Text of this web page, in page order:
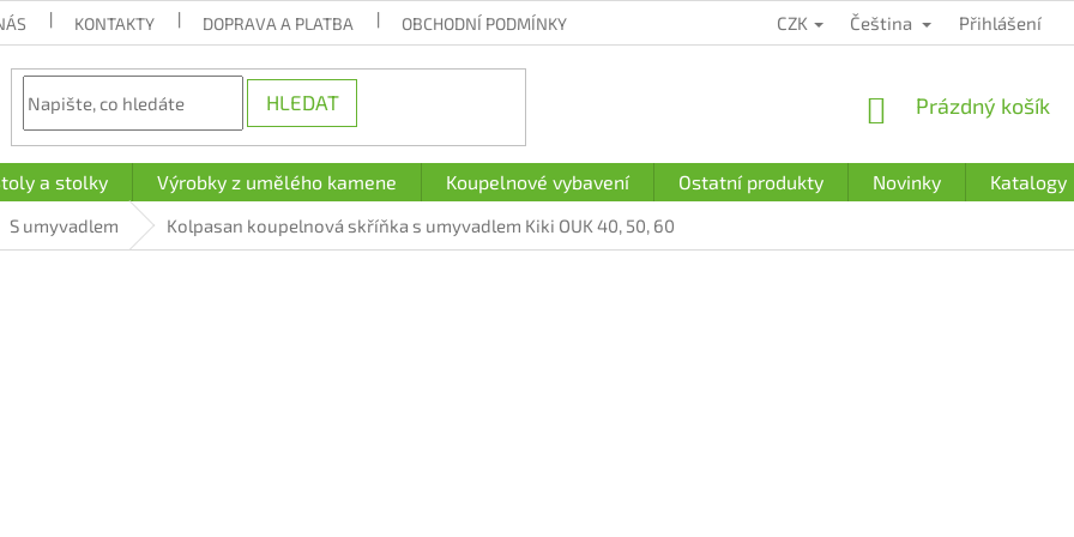
KONTAKTY DOPRAVA A PLATBA OBCHODNÍ PODMÍNKY PODMÍNKY OCHRANY OSOBNÍCH
CZK Čeština Přihlášení
HLEDAT
NÁKUPNÍ
Prázdný košík
a stolky Výrobky z umělého kamene Koupelnové vybavení Ostatní produkty Novinky Katalogy
S umyvadlem Kolpasan koupelnová skříňka s umyvadlem Kiki OUK 40, 50, 60